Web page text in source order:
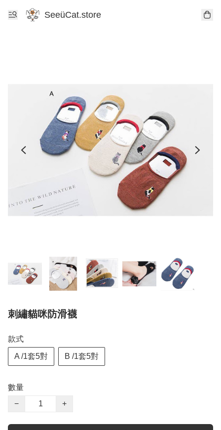
SeeüCat.store
刺繡貓咪防滑襪
款式
A /1套5對 B /1套5對
數量
−
+